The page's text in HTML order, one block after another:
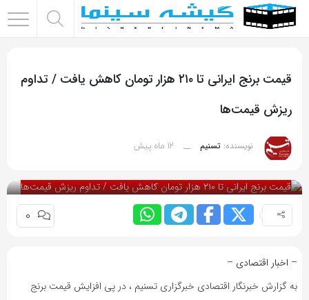
اشتراک
گذاری
با
استفاده
از
روش‌های
زیر
می‌توانید
این
صفحه
خود
قیمت برنج ایرانی تا ۲۱۰ هزار تومان کاهش یافت / تداوم
ریزش قیمت‌ها
نویسنده: تسنیم __ 12 ماه پیش
0
– اخبار اقتصادی –
به گزارش خبرنگار اقتصادی خبرگزاری تسنیم ، در پی افزایش قیمت برنج